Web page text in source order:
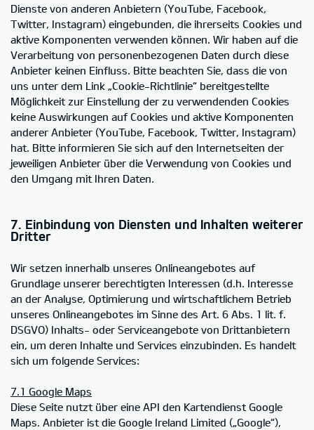
Dienste von anderen Anbietern (YouTube, Facebook,
Twitter, Instagram) eingebunden, die ihrerseits Cookies und
aktive Komponenten verwenden können. Wir haben auf die
Verarbeitung von personenbezogenen Daten durch diese
Anbieter keinen Einfluss. Bitte beachten Sie, dass die von
uns unter dem Link „Cookie-Richtlinie“ bereitgestellte
Möglichkeit zur Einstellung der zu verwendenden Cookies
keine Auswirkungen auf Cookies und aktive Komponenten
anderer Anbieter (YouTube, Facebook, Twitter, Instagram)
hat. Bitte informieren Sie sich auf den Internetseiten der
jeweiligen Anbieter über die Verwendung von Cookies und
den Umgang mit Ihren Daten.
7. Einbindung von Diensten und Inhalten weiterer
Dritter
Wir setzen innerhalb unseres Onlineangebotes auf
Grundlage unserer berechtigten Interessen (d.h. Interesse
an der Analyse, Optimierung und wirtschaftlichem Betrieb
unseres Onlineangebotes im Sinne des Art. 6 Abs. 1 lit. f.
DSGVO) Inhalts- oder Serviceangebote von Drittanbietern
ein, um deren Inhalte und Services einzubinden. Es handelt
sich um folgende Services:
7.1 Google Maps
Diese Seite nutzt über eine API den Kartendienst Google
Maps. Anbieter ist die Google Ireland Limited („Google“),